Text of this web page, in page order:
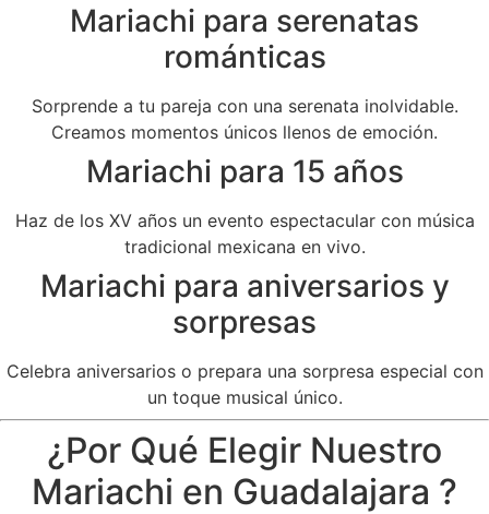
Mariachi para serenatas
románticas
Sorprende a tu pareja con una serenata inolvidable.
Creamos momentos únicos llenos de emoción.
Mariachi para 15 años
Haz de los XV años un evento espectacular con música
tradicional mexicana en vivo.
Mariachi para aniversarios y
sorpresas
Celebra aniversarios o prepara una sorpresa especial con
un toque musical único.
¿Por Qué Elegir Nuestro
Mariachi en Guadalajara ?